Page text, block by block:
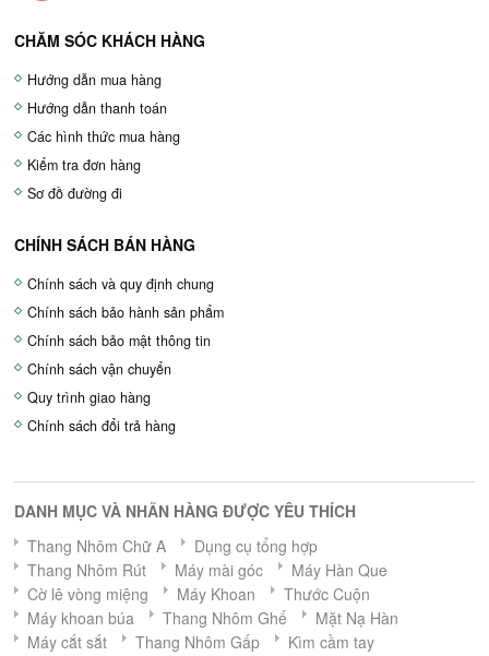
CHĂM SÓC KHÁCH HÀNG
Hướng dẫn mua hàng
Hướng dẫn thanh toán
Các hình thức mua hàng
Kiểm tra đơn hàng
Sơ đồ đường đi
CHÍNH SÁCH BÁN HÀNG
Chính sách và quy định chung
Chính sách bảo hành sản phẩm
Chính sách bảo mật thông tin
Chính sách vận chuyển
Quy trình giao hàng
Chính sách đổi trả hàng
DANH MỤC VÀ NHÃN HÀNG ĐƯỢC YÊU THÍCH
Thang Nhôm Chữ A
Dụng cụ tổng hợp
Thang Nhôm Rút
Máy mài góc
Máy Hàn Que
Cờ lê vòng miệng
Máy Khoan
Thước Cuộn
Máy khoan búa
Thang Nhôm Ghế
Mặt Nạ Hàn
Máy cắt sắt
Thang Nhôm Gấp
Kìm cầm tay